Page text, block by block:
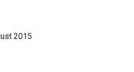
2015